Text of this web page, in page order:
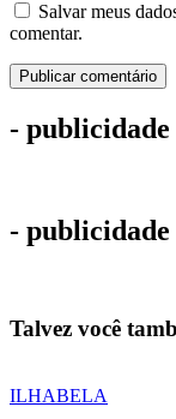
Salvar meus
comentar.
- publicidade
- publicidade
Talvez você
ILHABELA